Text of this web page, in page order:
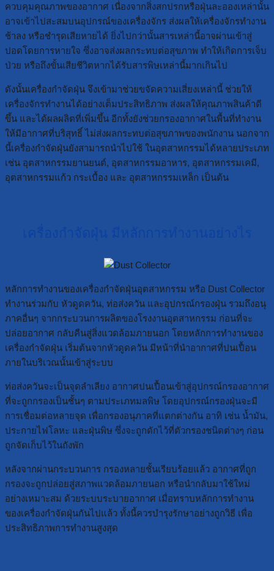
ควบคุมคุณภาพของอากาศ เนื่องจากสิ่งสกปรกหรือฝุ่นละอองเหล่านั้น
อาจเข้าไปสะสมบนอุปกรณ์ของเครื่องจักร ส่งผลให้เครื่องจักรทำงาน
ช้าลง หรือชำรุดเสียหายได้ ยิ่งไปกว่านั้นสารเหล่านี้อาจผ่านเข้าสู่
ปอดโดยการหายใจ ซึ่งอาจส่งผลกระทบต่อสุขภาพ ทำให้เกิดการเจ็บ
ป่วย หรือถึงขั้นเสียชีวิตหากได้รับสารพิษเหล่านี้มากเกินไป
ดังนั้นเครื่องกำจัดฝุ่น จึงเข้ามาช่วยขจัดความเสี่ยงเหล่านี้ ช่วยให้
เครื่องจักรทำงานได้อย่างเต็มประสิทธิภาพ ส่งผลให้คุณภาพสินค้าดี
ขึ้น และได้ผลผลิตที่เพิ่มขึ้น อีกทั้งยังช่วยกรองอากาศในพื้นที่ทำงาน
ให้มีอากาศที่บริสุทธิ์ ไม่ส่งผลกระทบต่อสุขภาพของพนักงาน นอกจาก
นี้เครื่องกำจัดฝุ่นยังสามารถนำไปใช้ ในอุตสาหกรรมได้หลายประเภท
เช่น อุตสาหกรรมยานยนต์, อุตสาหกรรมอาหาร, อุตสาหกรรมเคมี,
อุตสาหกรรมแก้ว กระเบื้อง และ อุตสาหกรรมเหล็ก เป็นต้น
หลักการทำงานของเครื่องกำจัดฝุ่นอุตสาหกรรม หรือ Dust Collector
ทำงานร่วมกับ หัวดูดควัน, ท่อส่งควัน และอุปกรณ์กรองฝุ่น รวมถึงอนุ
ภาคอื่นๆ จากกระบวนการผลิตของโรงงานอุตสาหกรรม ก่อนที่จะ
ปล่อยอากาศ กลับคืนสู่สิ่งแวดล้อมภายนอก โดยหลักการทำงานของ
เครื่องกำจัดฝุ่น เริ่มต้นจากหัวดูดควัน มีหน้าที่นำอากาศที่ปนเปื้อน
ภายในบริเวณนั้นเข้าสู่ระบบ
ท่อส่งควันจะเป็นจุดลำเลียง อากาศปนเปื้อนเข้าสู่อุปกรณ์กรองอากาศ
ที่จะถูกกรองเป็นชั้นๆ ตามประเภทมลพิษ โดยอุปกรณ์กรองฝุ่นจะมี
การเชื่อมต่อหลายจุด เพื่อกรองอนุภาคที่แตกต่างกัน อาทิ เช่น น้ำมัน,
ประกายไฟโลหะ และฝุ่นพิษ ซึ่งจะถูกดักไว้ที่ตัวกรองชนิดต่างๆ ก่อน
ถูกจัดเก็บไว้ในถังพัก
หลังจากผ่านกระบวนการ กรองหลายชั้นเรียบร้อยแล้ว อากาศที่ถูก
กรองจะถูกปล่อยสู่สภาพแวดล้อมภายนอก หรือนำกลับมาใช้ใหม่
อย่างเหมาะสม ด้วยระบบระบายอากาศ เมื่อทราบหลักการทำงาน
ของเครื่องกำจัดฝุ่นกันไปแล้ว ทั้งนี้ควรบำรุงรักษาอย่างถูกวิธี เพื่อ
ประสิทธิภาพการทำงานสูงสุด